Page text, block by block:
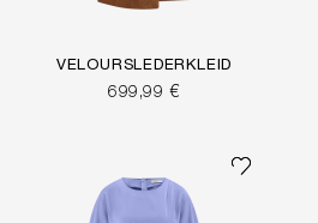
VELOURSLEDERKLEID
699,99 €